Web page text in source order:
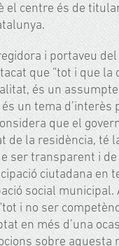
el centre és de
i portaveu
que “tot i que la
és un
un tema d’interès
que el
de la residència, té
ser transparent i
ciutadana en
social municipal.
i no ser
en més d’una
sobre aquesta